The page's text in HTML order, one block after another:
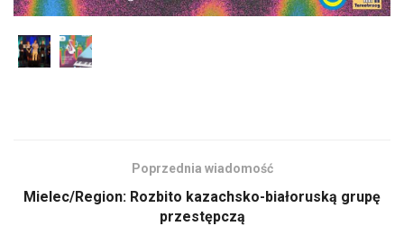
Poprzednia wiadomość
Mielec/Region: Rozbito kazachsko-białoruską grupę
przestępczą